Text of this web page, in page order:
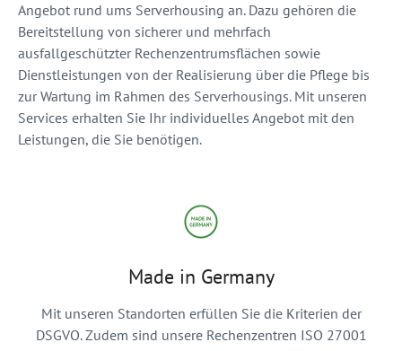
Angebot rund ums Serverhousing an. Dazu gehören die
Bereitstellung von sicherer und mehrfach
ausfallgeschützter Rechenzentrumsflächen sowie
Dienstleistungen von der Realisierung über die Pflege bis
zur Wartung im Rahmen des Serverhousings. Mit unseren
Services erhalten Sie Ihr individuelles Angebot mit den
Leistungen, die Sie benötigen.
Made in Germany
Mit unseren Standorten erfüllen Sie die Kriterien der
DSGVO. Zudem sind unsere Rechenzentren ISO 27001